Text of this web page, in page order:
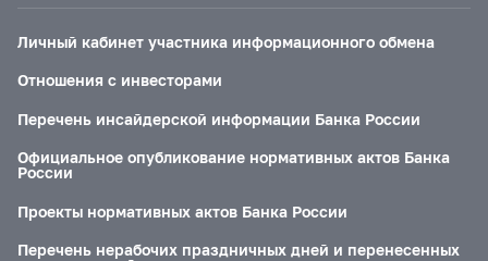
Личный кабинет участника информационного обмена
Отношения с инвесторами
Перечень инсайдерской информации Банка России
Официальное опубликование нормативных актов Банка
России
Проекты нормативных актов Банка России
Перечень нерабочих праздничных дней и перенесенных